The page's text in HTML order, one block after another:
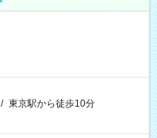
/ 東京駅から徒歩10分